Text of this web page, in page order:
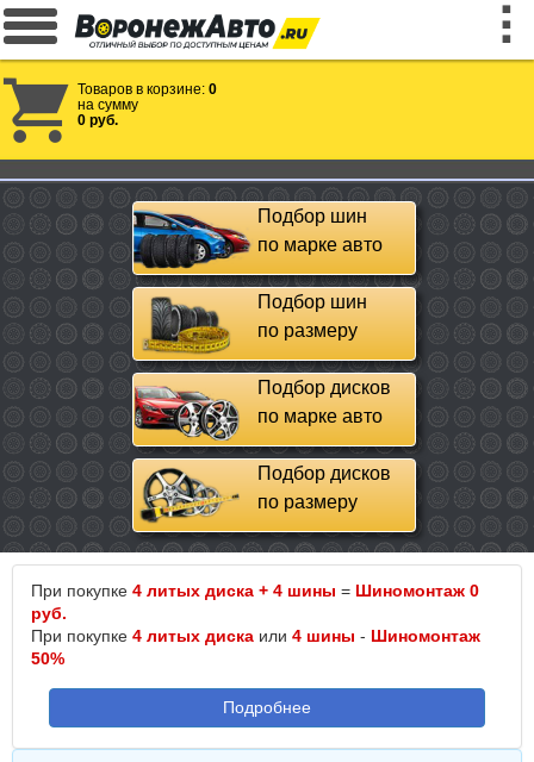
Товаров в корзине: 0
на сумму
0 руб.
Подбор шин
по марке авто
Подбор шин
по размеру
Подбор дисков
по марке авто
Подбор дисков
по размеру
При покупке 4 литых диска + 4 шины = Шиномонтаж 0
руб.
При покупке 4 литых диска или 4 шины - Шиномонтаж
50%
Подробнее